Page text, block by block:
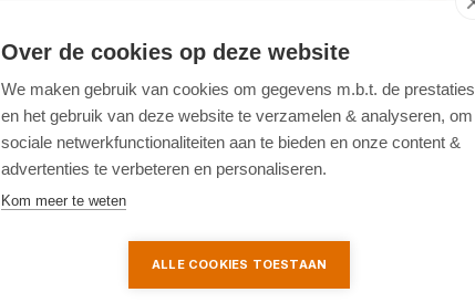
Over de cookies op deze website
We maken gebruik van cookies om gegevens m.b.t. de prestaties
en het gebruik van deze website te verzamelen & analyseren, om
sociale netwerkfunctionaliteiten aan te bieden en onze content &
advertenties te verbeteren en personaliseren.
Kom meer te weten
ALLE COOKIES TOESTAAN